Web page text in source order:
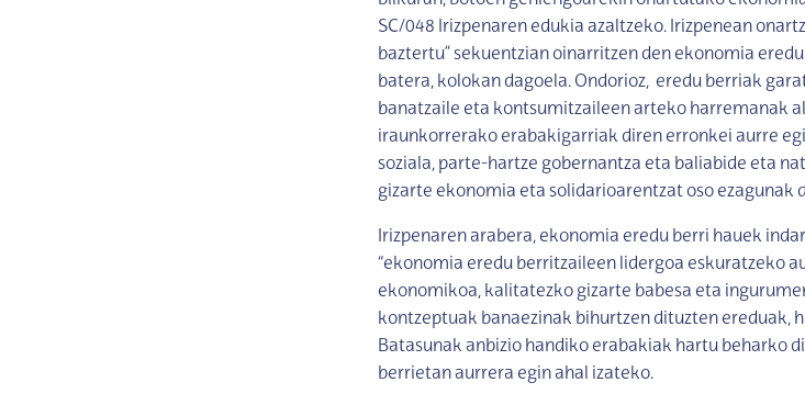
SC/048 Irizpenaren edukia azaltzeko. Irizpenean
baztertu” sekuentzian oinarritzen den ekonomia
batera, kolokan dagoela. Ondorioz, eredu berriak
banatzaile eta kontsumitzaileen arteko harremanak
iraunkorrerako erabakigarriak diren erronkei aurre
soziala, parte-hartze gobernantza eta baliabide eta
gizarte ekonomia eta solidarioarentzat oso ezagunak
Irizpenaren arabera, ekonomia eredu berri hauek
“ekonomia eredu berritzaileen lidergoa eskuratzeko
ekonomikoa, kalitatezko gizarte babesa eta
kontzeptuak banaezinak bihurtzen dituzten ereduak,
Batasunak anbizio handiko erabakiak hartu beharko
berrietan aurrera egin ahal izateko.